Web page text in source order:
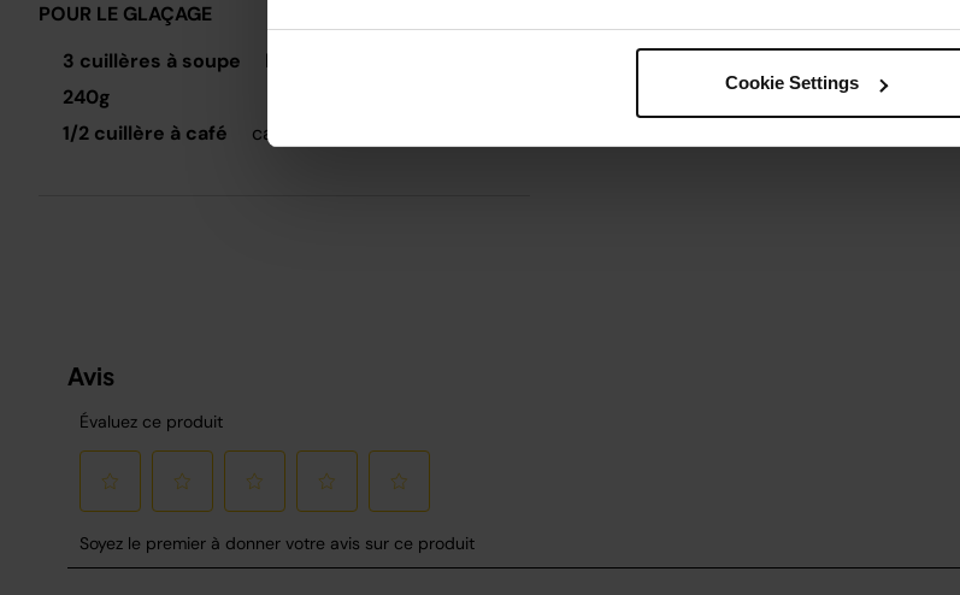
Cookie Settings
POUR LE GLAÇAGE
3 cuillères à soupe
beurre non laitier
240g
1/2 cuillère à café
cannelle moulue